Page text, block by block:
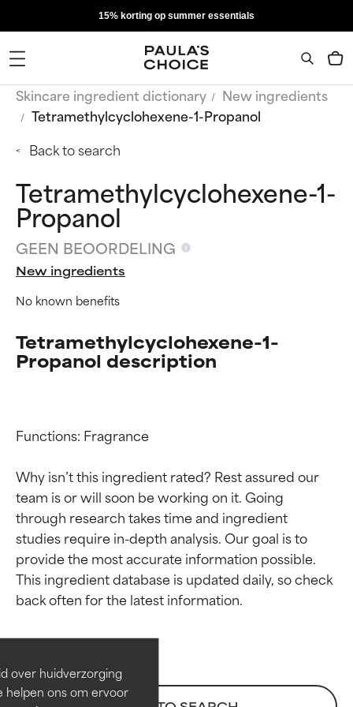
over huidverzorging
helpen ons om ervoor
15% korting op summer essentials
Skincare ingredient dictionary
New ingredients
Tetramethylcyclohexene-1-Propanol
Back to search
Tetramethylcyclohexene-1-
Propanol
GEEN BEOORDELING
New ingredients
No known benefits
Tetramethylcyclohexene-1-
Propanol description
Functions: Fragrance
Why isn’t this ingredient rated? Rest assured our
team is or will soon be working on it. Going
through research takes time and ingredient
studies require in-depth analysis. Our goal is to
provide the most accurate information possible.
This ingredient database is updated daily, so check
Beoordelingen van
ingrediënten
Bewezen en ondersteund door
onafhankelijk onderzoek.
Beoordelingen van
ingrediënten
Bewezen en ondersteund door
onafhankelijk onderzoek.